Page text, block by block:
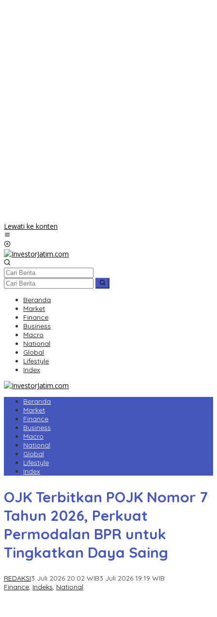
Lewati ke konten
Beranda
Market
Finance
Business
Macro
National
Global
Lifestyle
Index
Beranda
Market
Finance
Business
Macro
National
Global
Lifestyle
Index
OJK Terbitkan POJK Nomor 7
Tahun 2026, Perkuat
Permodalan BPR untuk
Tingkatkan Daya Saing
REDAKSI3 Juli 2026 20:02 WIB3 Juli 2026 19:19 WIB
Finance, Indeks, National